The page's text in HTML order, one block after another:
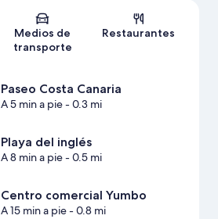
Medios de
transporte
Restaurantes
Paseo Costa Canaria
A 5 min a pie- 0.3 mi
Playa del inglés
A 8 min a pie- 0.5 mi
Centro comercial Yumbo
A 15 min a pie- 0.8 mi